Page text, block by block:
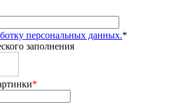
персональных данных.*
заполнения
*